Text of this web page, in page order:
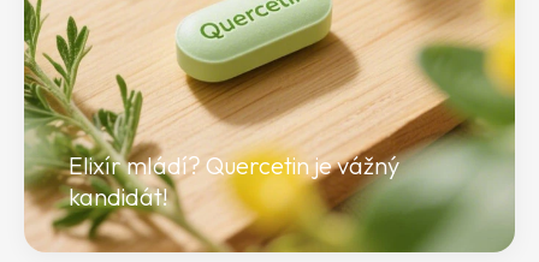
Elixír mládí? Quercetin je vážný
kandidát!